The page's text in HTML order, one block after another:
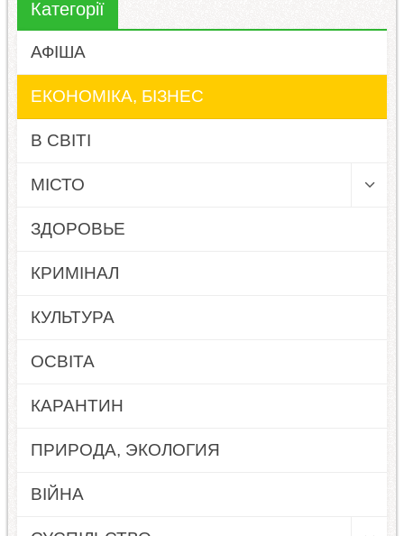
Категорії
АФІША
ЕКОНОМІКА, БІЗНЕС
В СВІТІ
МІСТО
ЗДОРОВЬЕ
КРИМІНАЛ
КУЛЬТУРА
ОСВІТА
КАРАНТИН
ПРИРОДА, ЭКОЛОГИЯ
ВІЙНА